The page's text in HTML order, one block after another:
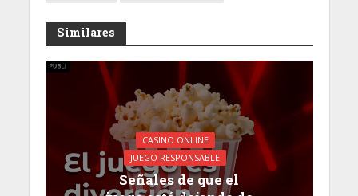
Similares
CASINO ONLINE
JUEGO RESPONSABLE
Señales de que el